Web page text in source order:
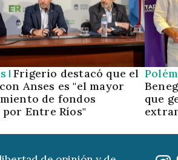
Frigerio destacó que el
Anses es "el mayor
de fondos
Entre Ríos"
que